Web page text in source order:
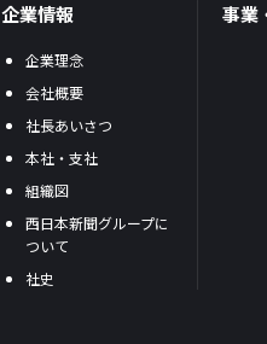
企業情報
企業理念
会社概要
社長あいさつ
本社・支社
組織図
西日本新聞グループに
ついて
社史
事業